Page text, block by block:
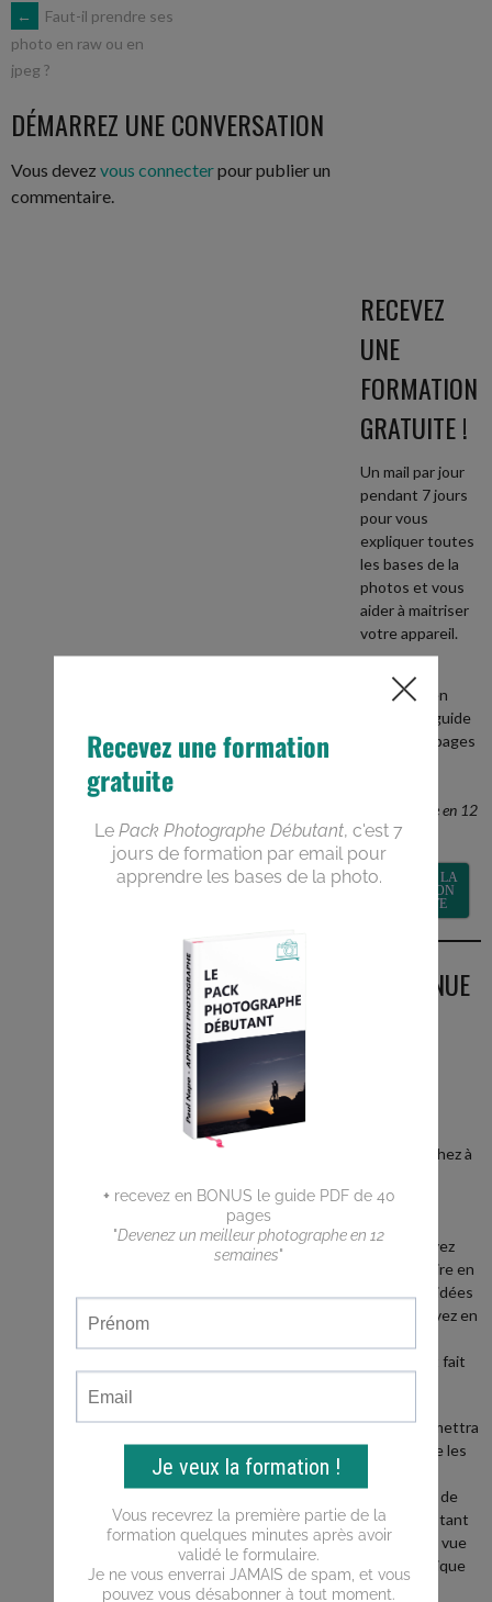
NAVIGATION
DES
ARTICLES
←
Faut-il prendre ses
photo en raw ou en
jpeg ?
DÉMARREZ UNE CONVERSATION
Vous devez vous connecterpour publier un
commentaire.
RECEVEZ
UNE
FORMATION
GRATUITE !
Un mail par jour
pendant 7 jours
pour vous
expliquer toutes
les bases de la
photos et vous
aider à maitriser
votre appareil.
recevez en
BONUS le guide
PDF de 40 pages
photographe en 12
semaines
RECEVOIR LA
FORMATION
GRATUITE
BIENVENUE
Vous cherchez à
meilleures
Vous n'arrivez
pas a traduire en
photos les idées
que vous avez en
Ce blog est fait
Il vous permettra
d'apprendre les
photo, puis de
progresser tant
du point de vue
de la technique
que de la